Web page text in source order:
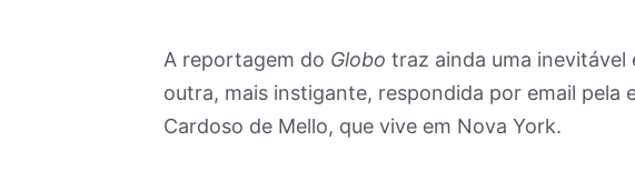
A reportagem do Globo traz ainda uma
outra, mais instigante, respondida por email pela
Cardoso de Mello, que vive em Nova York.